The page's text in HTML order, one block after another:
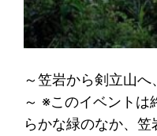
～笠岩から剣立山
～ ※このイベントは
らかな緑のなか、